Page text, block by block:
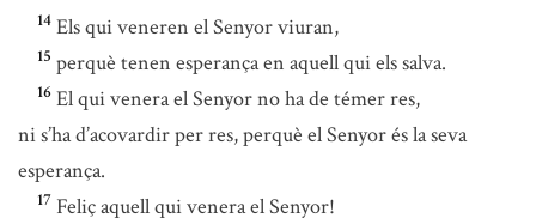
14 Els qui veneren el Senyor viuran,
15 perquè tenen esperança en aquell qui els salva.
16 El qui venera el Senyor no ha de témer res,
ni s’ha d’acovardir per res, perquè el Senyor és la seva
esperança.
17 Feliç aquell qui venera el Senyor!